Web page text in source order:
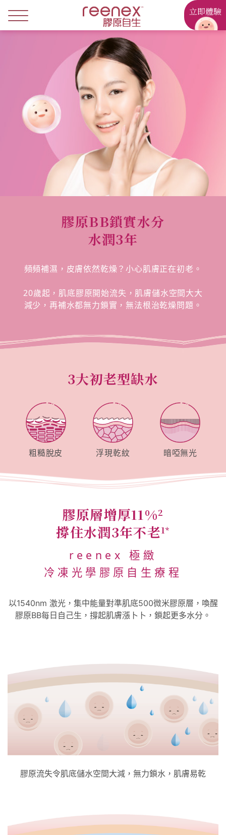
立即體驗
膠原BB鎖實水分
水潤3年
頻頻補濕，皮膚依然乾燥？小心肌膚正在初老。
20歲起，肌底膠原開始流失，肌膚儲水空間大大
減少，再補水都無力鎖實，無法根治乾燥問題。
3大初老型缺水
粗糙脫皮 浮現乾紋 暗啞無光
膠原層增厚11%2
撐住水潤3年不老1*
reenex 極緻
冷凍光學膠原自生療程
以1540nm 激光，集中能量對準肌底500微米膠原層，喚醒
膠原BB每日自己生，撐起肌膚漲卜卜，鎖起更多水分。
膠原流失令肌底儲水空間大減，無力鎖水，肌膚易乾